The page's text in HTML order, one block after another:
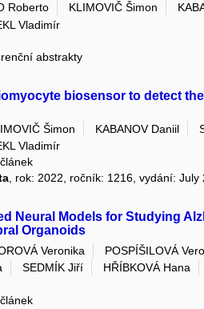
Roberto KLIMOVIČ Šimon
Vladimír
abstrakty
biosensor to detect
Šimon KABANOV Daniil
Vladimír
, rok: 2022, ročník: 1216, vydání: July
Neural Models for Studying
Organoids
Veronika POSPÍŠILOVÁ
SEDMÍK Jiří HŘÍBKOVÁ Hana